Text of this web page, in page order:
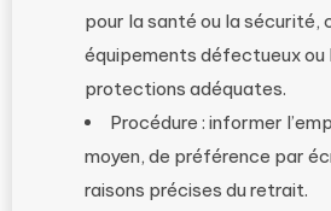
pour la santé ou la sécurité,
équipements défectueux ou
protections adéquates.
Procédure : informer
moyen, de préférence par
raisons précises du retrait.